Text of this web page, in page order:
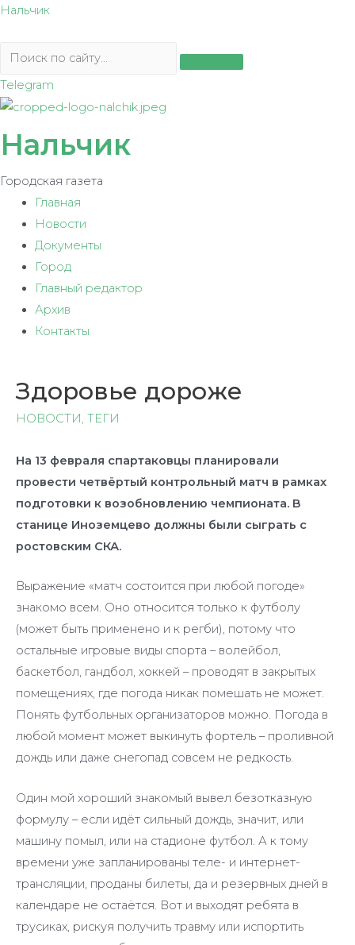
Перейти
содержимому
Нальчик
Telegram
Нальчик
Городская газета
Главная
Новости
Документы
Город
Главный редактор
Архив
Контакты
Здоровье дороже
НОВОСТИ, ТЕГИ
На 13 февраля спартаковцы планировали
провести четвёртый контрольный матч в рамках
подготовки к возобновлению чемпионата. В
станице Иноземцево должны были сыграть с
ростовским СКА.
Выражение «матч состоится при любой погоде»
знакомо всем. Оно относится только к футболу
(может быть применено и к регби), потому что
остальные игровые виды спорта – волейбол,
баскетбол, гандбол, хоккей – проводят в закрытых
помещениях, где погода никак помешать не может.
Понять футбольных организаторов можно. Погода в
любой момент может выкинуть фортель – проливной
дождь или даже снегопад совсем не редкость.
Один мой хороший знакомый вывел безотказную
формулу – если идёт сильный дождь, значит, или
машину помыл, или на стадионе футбол. А к тому
времени уже запланированы теле- и интернет-
трансляции, проданы билеты, да и резервных дней в
календаре не остаётся. Вот и выходят ребята в
трусиках, рискуя получить травму или испортить